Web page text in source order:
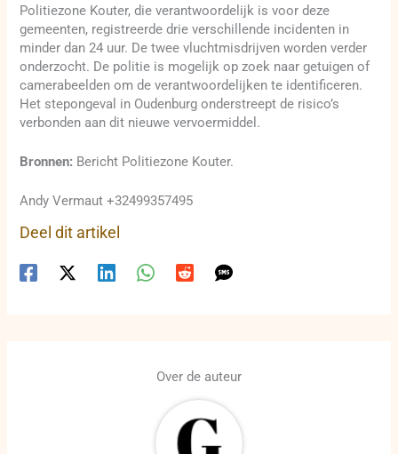
Politiezone Kouter, die verantwoordelijk is voor deze
gemeenten, registreerde drie verschillende incidenten in
minder dan 24 uur. De twee vluchtmisdrijven worden verder
onderzocht. De politie is mogelijk op zoek naar getuigen of
camerabeelden om de verantwoordelijken te identificeren.
Het stepongeval in Oudenburg onderstreept de risico’s
verbonden aan dit nieuwe vervoermiddel.
Bronnen: Bericht Politiezone Kouter.
Andy Vermaut +32499357495
Deel dit artikel
Over de auteur